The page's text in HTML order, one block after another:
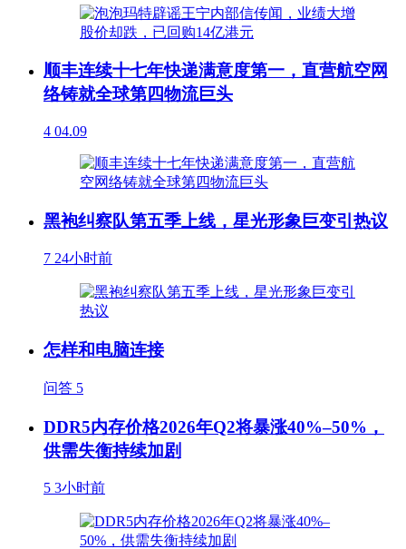
顺丰连续十七年快递满意度第一，直营航空网
络铸就全球第四物流巨头
4 04.09
黑袍纠察队第五季上线，星光形象巨变引热议
7 24小时前
怎样和电脑连接
问答 5
DDR5内存价格2026年Q2将暴涨40%–50%，
供需失衡持续加剧
5 3小时前